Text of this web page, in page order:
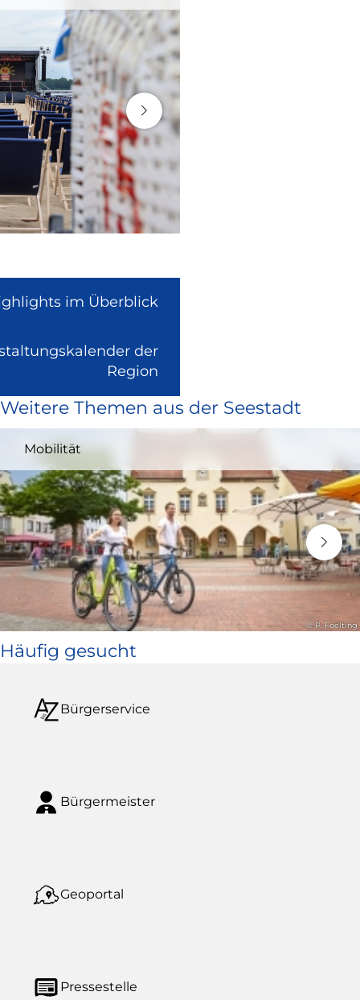
im Überblick
der
Region
extern
und
in
neuem
Fenster)
Weitere Themen aus der Seestadt
Mobilität
© P. Foelting
Häufig gesucht
Bürgerservice
Bürgermeister
Geoportal
Pressestelle